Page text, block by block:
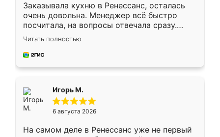
Заказывала кухню в Ренессанс, осталась
очень довольна. Менеджер всё быстро
посчитала, на вопросы отвечала сразу.
Замерщик приехал в субботу, подошёл к
делу со всей ответственностью. Собрали
за день, ребята работали аккуратно, даже
Читать полностью
Игорь М.
6 августа 2026
На самом деле в Ренессанс уже не первый